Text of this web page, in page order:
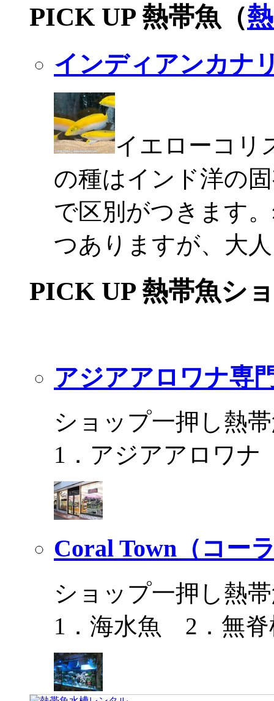
PICK UP 熱帯魚（
インディアンカナ
イエローコリ
の種はインド洋の
で区別がつきます
つありますが、大
PICK UP 熱帯魚シ
アジアアロワナ専
ショップ一押し熱
1．アジアアロワ
Coral Town（コー
ショップ一押し熱
1．海水魚 2．無脊